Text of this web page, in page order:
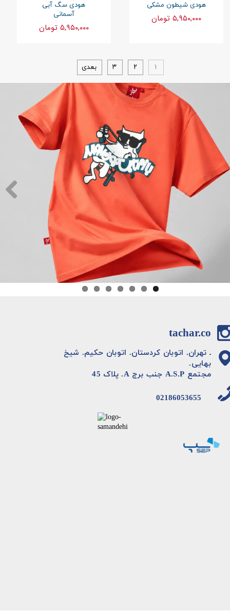
هودی شیطون مشکی
۵,۹۵۰,۰۰۰ تومان
هودی سگ آبی
آسمانی
۵,۹۵۰,۰۰۰ تومان
۱ ۲ ۳ بعدی
tachar.co
ـ تهران. اتوبان کردستان. اتوبان حکیم. شیخ
بهایی.
مجتمع A.S.P جنب برج A. پلاک 45
02186053655